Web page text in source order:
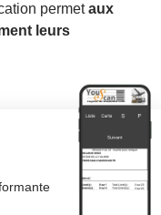
permetaux
leurs